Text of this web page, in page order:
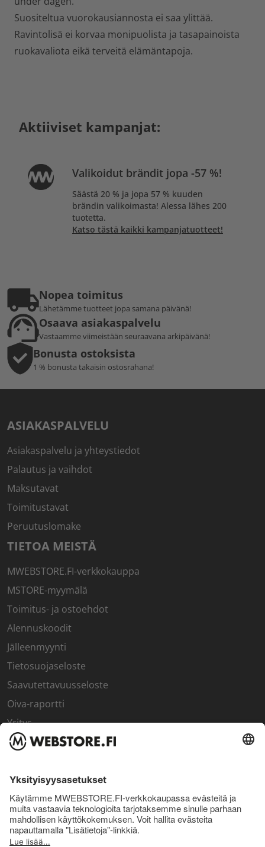
Suositeltua vuorokausiannosta ei saa ylittää.
Ravintolisä ei korvaa monipuolista ja tasapainoista
ruokavaliota eikä terveitä elämäntapoja.
Aktiiviset kampanjat:
Valikoidut brändit jopa -57 %!
Säästä 20 % ja jopa 57 % kuuden
brändin valikoimasta! Alessa lähes 200
tuotetta.
Katso tästä kaikki kampanjatuotteet!
Nopea toimitus
Lähetämme tuotteet jopa samana päivänä!
Osaava asiakaspalvelu
Vastaamme viimeistään seuraavana arkipäivänä!
Bonusta ostoksista
1 % bonusta takaisin ostosrahana!
ASIAKASPALVELU
Asiakaspalvelu ja yhteystiedot
Palautus ja vaihdot
Maksutavat
Toimitustavat
Peruutuslomake
TIETOA MEISTÄ
MWEBSTORE.FI-verkkokauppa
MSTORE-myymälä
Toimitus- ja ostoehdot
Alennuskoodit
Jälleenmyynti
Tietosuojaseloste
Saavutettavuusseloste
Oiva-raportti
Yritys
SISÄPIIRI
Sisäpiirin bonusohjelma
Uutiskirje
Uutiset ja artikkelit